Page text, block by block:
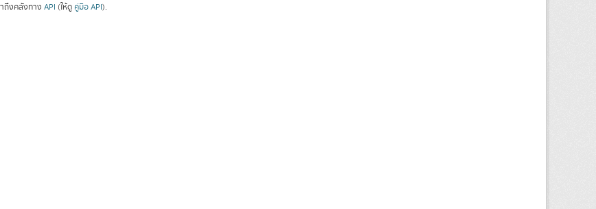
ถึงคลังทาง API (ให้ดู คู่มือ API).